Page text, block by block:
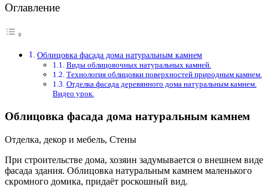
Оглавление
Облицовка фасада дома натуральным камнем
Виды облицовочных натуральных камней.
Технология облицовки поверхностей природным камнем.
Отделка фасада деревянного дома натуральным камнем.
Видео урок.
Облицовка фасада дома натуральным камнем
Отделка, декор и мебель, Стены
При строительстве дома, хозяин задумывается о внешнем виде
фасада здания. Облицовка натуральным камнем маленького
скромного домика, придаёт роскошный вид.